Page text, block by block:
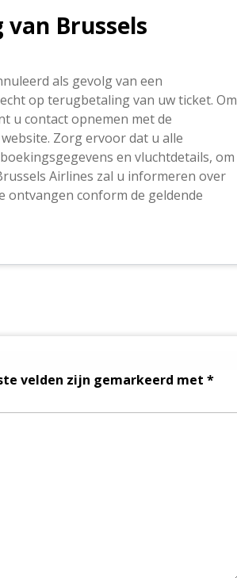
Brussels
als gevolg van een
op terugbetaling van uw ticket. Om
u contact opnemen met de
Zorg ervoor dat u alle
en vluchtdetails, om
Airlines zal u informeren over
ontvangen conform de geldende
velden zijn gemarkeerd met *